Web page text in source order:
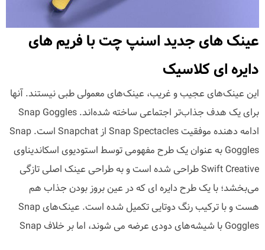
عینک های جدید اسنپ چت با فریم های
دایره ای کلاسیک
این عینک‌های عجیب و غریب، عینک‌های معمولی طبی نیستند. آنها
برای یک هدف جذاب‌تر اجتماعی ساخته شده‌اند. Snap Goggles
ادامه دهنده موفقیت Snap Spectacles از Snapchat است. Snap
Goggles به عنوان یک طرح مفهومی توسط استودیوی اسکاندیناوی
Swift Creative طراحی شده است و به طراحی عینک اصلی تازگی
می‌بخشد؛ با یک طرح دایره ای که در عین بروز بودن جذاب هم
هست و با ترکیب رنگ دوتایی تکمیل شده است. عینک‌های Snap
Goggles با شیشه‌های دودی عرضه می شوند، اما بر خلاف Snap